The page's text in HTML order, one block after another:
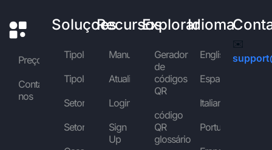
Preços
Contactar-
nos
Soluçoes
Tipologias
Tipologias
Setores
Setores
Recursos
Manuais
Atualidade
Login
Sign
Up
Explorar
Gerador
de
códigos
QR
código
QR
glossário
Idioma
English
Español
Italiano
Português
✉️